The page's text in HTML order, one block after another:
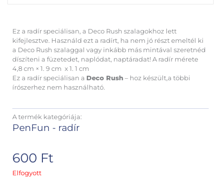
Ez a radír speciálisan, a Deco Rush szalagokhoz lett
kifejlesztve. Használd ezt a radírt, ha nem jó részt emeltél ki
a Deco Rush szalaggal vagy inkább más mintával szeretnéd
díszíteni a füzetedet, naplódat, naptáradat! A radír mérete
4,8 cm × 1. 9 cm x 1. 1 cm
Ez a radír speciálisan a Deco Rush – hoz készült,a többi
írószerhez nem használható.
A termék kategóriája:
PenFun - radír
600 Ft
Elfogyott